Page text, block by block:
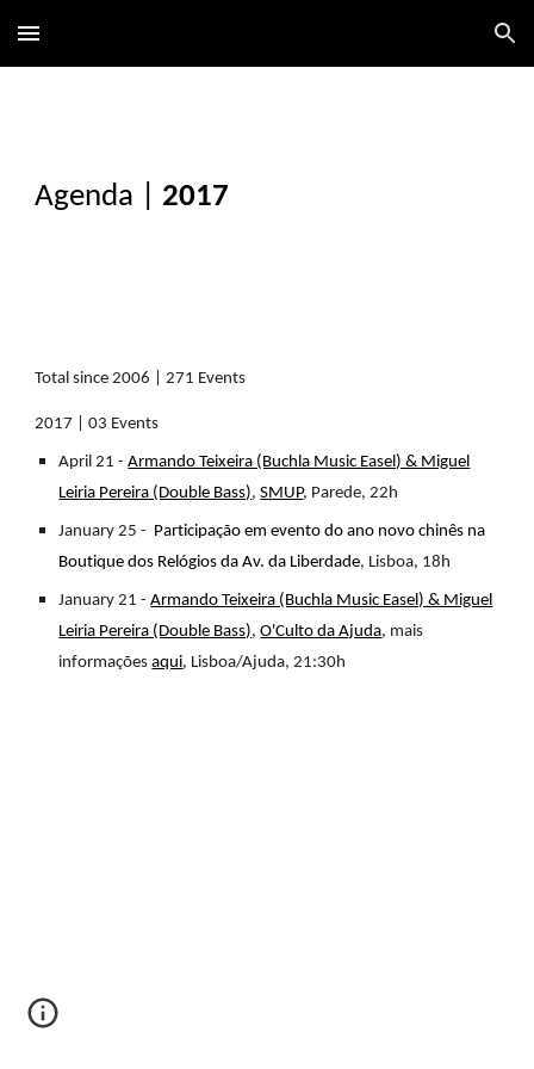
Skip to main content Skip to navigation
Agenda |2017
Total since 2006 | 271 Events
2017 | 03 Events
April 21 -Armando Teixeira (Buchla Music Easel) & Miguel
Leiria Pereira (Double Bass),SMUP, Parede, 22h
January 25 - Participação em evento do ano novo chinês na
Boutique dos Relógios da Av. da Liberdade, Lisboa, 18h
January 21 -Armando Teixeira (Buchla Music Easel) & Miguel
Leiria Pereira (Double Bass),O'Culto da Ajuda, mais
informaçõesaqui, Lisboa/Ajuda, 21:30h